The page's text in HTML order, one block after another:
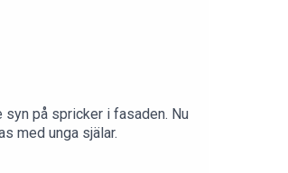
syn på spricker i fasaden. Nu
med unga själar.